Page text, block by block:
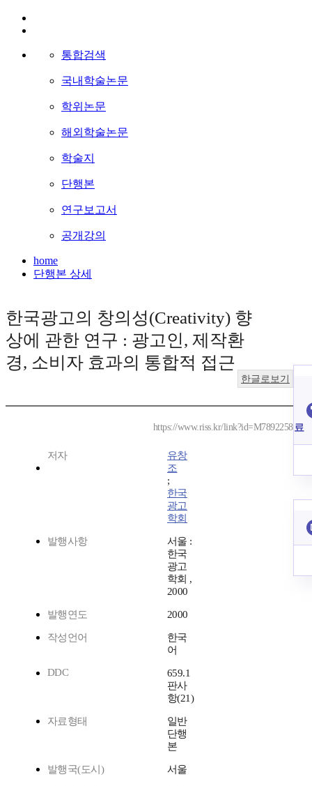
통합검색
국내학술논문
학위논문
해외학술논문
학술지
단행본
연구보고서
공개강의
home
단행본 상세
한국광고의 창의성(Creativity) 향
상에 관한 연구 : 광고인, 제작환
경, 소비자 효과의 통합적 접근
한글로보기
https://www.riss.kr/link?id=M7892258
저자
유창
조
;
한국
광고
학회
발행사항
서울 :
한국
광고
학회 ,
2000
발행연도 2000
작성언어
한국
어
DDC
659.1
판사
항(21)
자료형태
일반
단행
본
발행국(도시) 서울
료